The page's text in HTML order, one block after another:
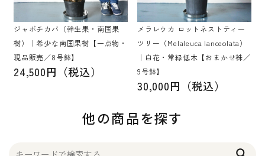
ジャボチカバ（幹生果・南国果
樹）｜希少な南国果樹【一点物・
現品販売／8号鉢】
24,500円（税込）
メラレウカ ロットネストティー
ツリー（Melaleuca lanceolata）
｜白花・常緑低木【おまかせ株／
9号鉢】
30,000円（税込）
他の商品を探す